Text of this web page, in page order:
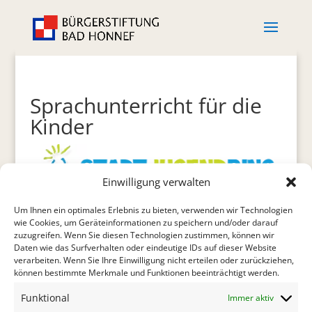
Einwilligung verwalten
Um Ihnen ein optimales Erlebnis zu bieten, verwenden wir Technologien
wie Cookies, um Geräteinformationen zu speichern und/oder darauf
zuzugreifen. Wenn Sie diesen Technologien zustimmen, können wir
Daten wie das Surfverhalten oder eindeutige IDs auf dieser Website
verarbeiten. Wenn Sie Ihre Einwilligung nicht erteilen oder zurückziehen,
können bestimmte Merkmale und Funktionen beeinträchtigt werden.
Funktional Immer aktiv
Sprachunterricht für die
Kinder
Sprachunterricht für die Kinder der internationalen
Vorbereitungsklasse durch den Stadtjugendring
Um die Sprachkenntnisse von geflüchteten Kindern